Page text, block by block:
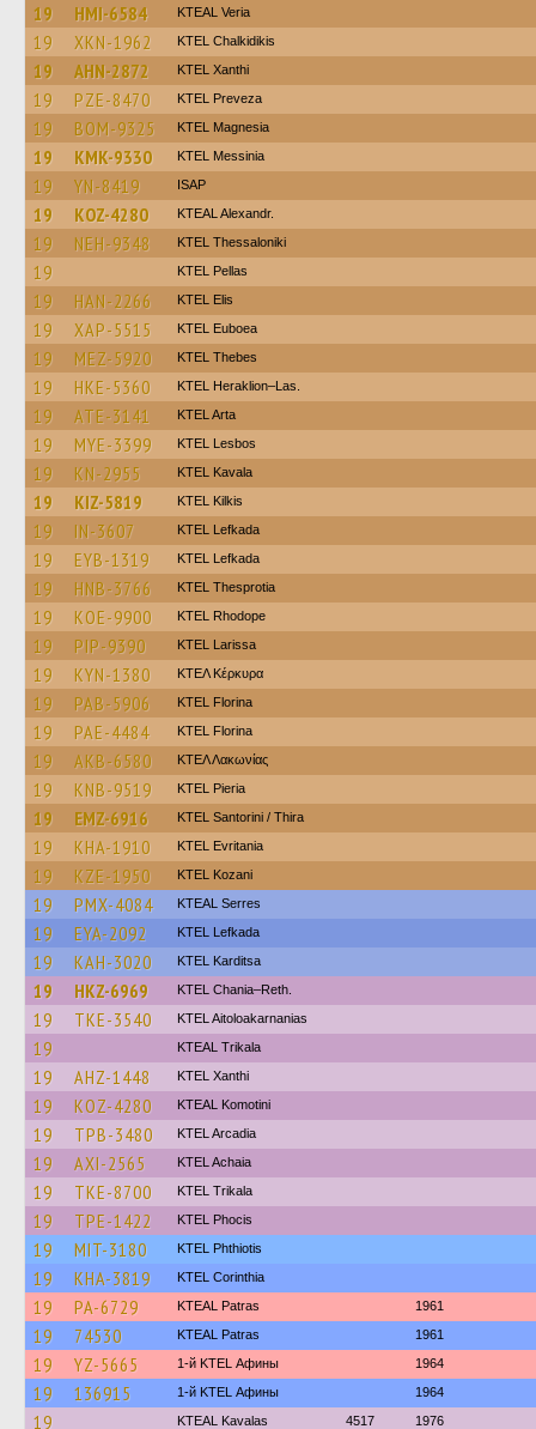
19 HMI-6584 KTEAL Veria
19 XKN-1962 ΚΤΕL Chalkidikis
19 AHN-2872 KTEL Xanthi
19 PZE-8470 KTEL Preveza
19 BOM-9325 ΚΤΕL Magnesia
19 KMK-9330 KTEL Messinia
19 YN-8419 ISAP
19 KOZ-4280 KTEAL Alexandr.
19 NEH-9348 KTEL Thessaloniki
19 KTEL Pellas
19 HAN-2266 KTEL Elis
19 XAP-5515 ΚΤΕL Euboea
19 MEZ-5920 KTEL Thebes
19 HKE-5360 KTEL Heraklion–Las.
19 ATE-3141 KTEL Arta
19 MYE-3399 KTEL Lesbos
19 KN-2955 KTEL Kavala
19 KIZ-5819 KTEL Kilkis
19 IN-3607 KTEL Lefkada
19 EYB-1319 KTEL Lefkada
19 HNB-3766 KTEL Thesprotia
19 KOE-9900 KTEL Rhodope
19 PIP-9390 KTEL Larissa
19 KYN-1380 ΚΤΕΛ Κέρκυρα
19 PAB-5906 KTEL Florina
19 PAE-4484 KTEL Florina
19 AKB-6580 ΚΤΕΛ Λακωνίας
19 KNB-9519 KTEL Pieria
19 EMZ-6916 KTEL Santorini / Thira
19 KHA-1910 ΚΤΕL Evritania
19 KZE-1950 ΚΤΕL Kozani
19 PMX-4084 KTEAL Serres
19 EYA-2092 KTEL Lefkada
19 KAH-3020 ΚΤΕL Karditsa
19 HKZ-6969 KTEL Chania–Reth.
19 TKE-3540 KTEL Aitoloakarnanias
19 KTEAL Trikala
19 AHZ-1448 KTEL Xanthi
19 KOZ-4280 KTEAL Komotini
19 TPB-3480 KTEL Arcadia
19 AXI-2565 KTEL Achaia
19 TKE-8700 ΚΤΕL Τrikala
19 TPE-1422 ΚΤΕL Phocis
19 MIT-3180 ΚΤΕL Phthiotis
19 KHA-3819 KTEL Corinthia
19 PA-6729 KTEAL Patras 1961
19 74530 KTEAL Patras 1961
19 YZ-5665 1-й KTEL Афины 1964
19 136915 1-й KTEL Афины 1964
19 KTEAL Kavalas 4517 1976